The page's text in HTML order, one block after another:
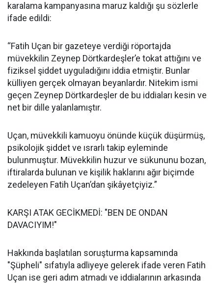
karalama kampanyasına maruz kaldığı şu sözlerle
ifade edildi:
“Fatih Uçan bir gazeteye verdiği röportajda
müvekkilin Zeynep Dörtkardeşler’e tokat attığını ve
fiziksel şiddet uyguladığını iddia etmiştir. Bunlar
külliyen gerçek olmayan beyanlardır. Nitekim ismi
geçen Zeynep Dörtkardeşler de bu iddiaları kesin ve
net bir dille yalanlamıştır.
Uçan, müvekkili kamuoyu önünde küçük düşürmüş,
psikolojik şiddet ve ısrarlı takip eyleminde
bulunmuştur. Müvekkilin huzur ve sükununu bozan,
iftiralarda bulunan ve kişilik haklarını ağır biçimde
zedeleyen Fatih Uçan’dan şikâyetçiyiz.”
KARŞI ATAK GECİKMEDİ: "BEN DE ONDAN
DAVACIYIM!"
Hakkında başlatılan soruşturma kapsamında
"Şüpheli" sıfatıyla adliyeye gelerek ifade veren Fatih
Uçan ise geri adım atmadı ve iddialarının arkasında